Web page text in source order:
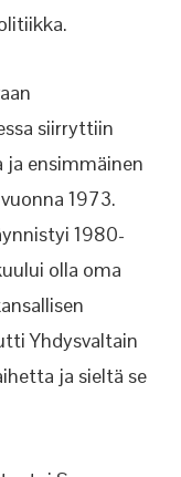
siirryttiin
ja ensimmäinen
1973.
1980-
olla oma
Yhdysvaltain
ja sieltä se